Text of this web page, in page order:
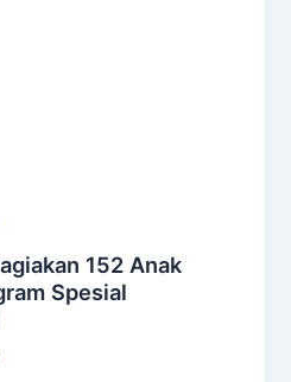
152 Anak
Spesial